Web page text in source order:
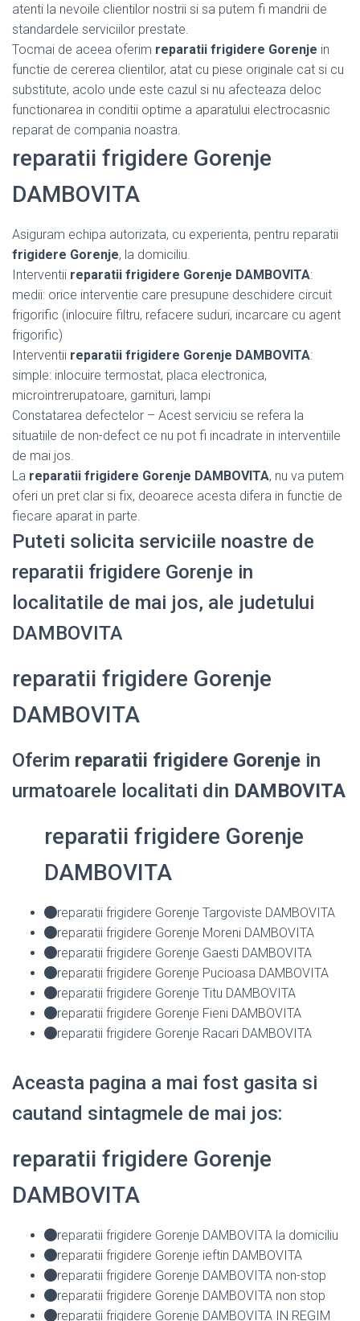
atenti la nevoile clientilor nostrii si sa putem fi mandrii de
standardele serviciilor prestate.
Tocmai de aceea oferim reparatii frigidere Gorenje in
functie de cererea clientilor, atat cu piese originale cat si cu
substitute, acolo unde este cazul si nu afecteaza deloc
functionarea in conditii optime a aparatului electrocasnic
reparat de compania noastra.
reparatii frigidere Gorenje
DAMBOVITA
Asiguram echipa autorizata, cu experienta, pentru reparatii
frigidere Gorenje, la domiciliu.
Interventii reparatii frigidere Gorenje DAMBOVITA:
medii: orice interventie care presupune deschidere circuit
frigorific (inlocuire filtru, refacere suduri, incarcare cu agent
frigorific)
Interventii reparatii frigidere Gorenje DAMBOVITA:
simple: inlocuire termostat, placa electronica,
microintrerupatoare, garnituri, lampi
Constatarea defectelor – Acest serviciu se refera la
situatiile de non-defect ce nu pot fi incadrate in interventiile
de mai jos.
La reparatii frigidere Gorenje DAMBOVITA, nu va putem
oferi un pret clar si fix, deoarece acesta difera in functie de
fiecare aparat in parte.
Puteti solicita serviciile noastre de
reparatii frigidere Gorenje in
localitatile de mai jos, ale judetului
DAMBOVITA
reparatii frigidere Gorenje
DAMBOVITA
Oferim reparatii frigidere Gorenje in
urmatoarele localitati din DAMBOVITA
reparatii frigidere Gorenje
DAMBOVITA
reparatii frigidere Gorenje Targoviste DAMBOVITA
reparatii frigidere Gorenje Moreni DAMBOVITA
reparatii frigidere Gorenje Gaesti DAMBOVITA
reparatii frigidere Gorenje Pucioasa DAMBOVITA
reparatii frigidere Gorenje Titu DAMBOVITA
reparatii frigidere Gorenje Fieni DAMBOVITA
reparatii frigidere Gorenje Racari DAMBOVITA
Aceasta pagina a mai fost gasita si
cautand sintagmele de mai jos:
reparatii frigidere Gorenje
DAMBOVITA
reparatii frigidere Gorenje DAMBOVITA la domiciliu
reparatii frigidere Gorenje ieftin DAMBOVITA
reparatii frigidere Gorenje DAMBOVITA non-stop
reparatii frigidere Gorenje DAMBOVITA non stop
reparatii frigidere Gorenje DAMBOVITA IN REGIM